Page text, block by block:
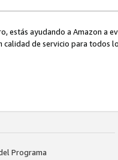
estás ayudando a Amazon
calidad de servicio para todos
Programa